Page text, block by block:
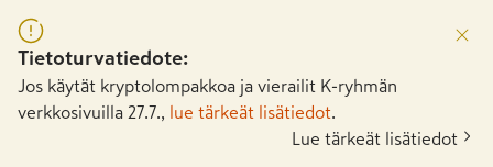
Tietoturvatiedote:
Jos käytät kryptolompakkoa ja vierailit K-ryhmän
verkkosivuilla 27.7.,
lue tärkeät lisätiedot
Lue tärkeät lisätiedot